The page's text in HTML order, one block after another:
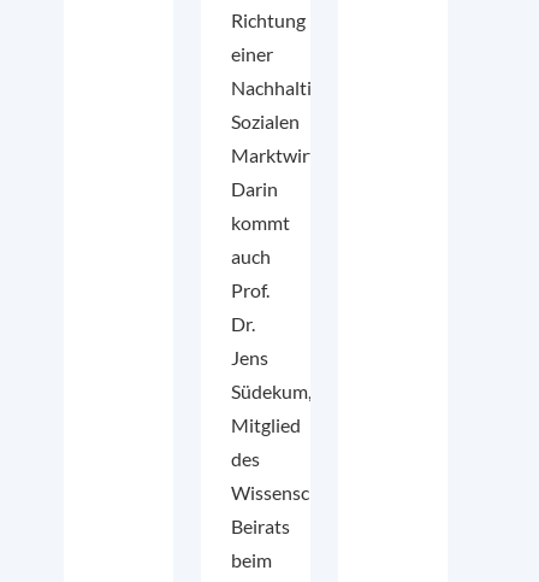
Richtung
einer
Nachhaltigen
Sozialen
Marktwirtschaft.
Darin
kommt
auch
Prof.
Dr.
Jens
Südekum,
Mitglied
des
Wissenschaftlichen
Beirats
beim